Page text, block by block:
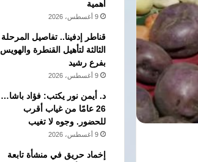
أهمية
9 أغسطس، 2026
قناطر إدفينا.. تفاصيل المرحلة
الثالثة لتأهيل القنطرة والهويس
بفرع رشيد
9 أغسطس، 2026
د. أيمن نور يكتب: فؤاد باشا…
26 عامًا من غياب أقرب
للحضور. وجوه لا تغيب
9 أغسطس، 2026
إخماد حريق في منشأة تابعة